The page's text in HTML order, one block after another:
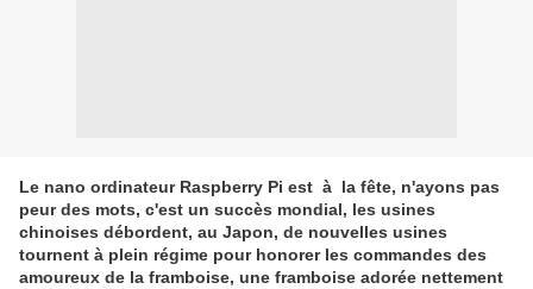
Le nano ordinateur Raspberry Pi est à la fête, n'ayons pas
peur des mots, c'est un succès mondial, les usines
chinoises débordent, au Japon, de nouvelles usines
tournent à plein régime pour honorer les commandes des
amoureux de la framboise, une framboise adorée nettement